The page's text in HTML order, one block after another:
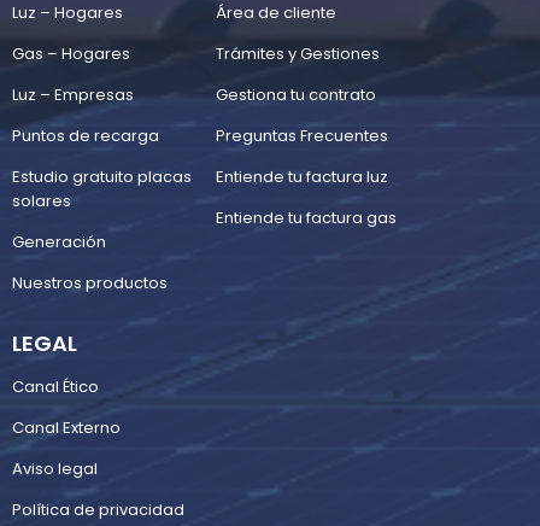
Luz – Hogares
Gas – Hogares
Luz – Empresas
Puntos de recarga
Estudio gratuito placas
solares
Generación
Nuestros productos
Área de cliente
Trámites y Gestiones
Gestiona tu contrato
Preguntas Frecuentes
Entiende tu factura luz
Entiende tu factura gas
LEGAL
Canal Ético
Canal Externo
Aviso legal
Política de privacidad